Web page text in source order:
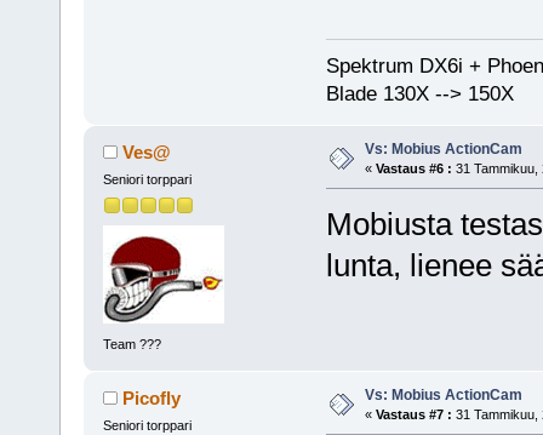
Spektrum DX6i +
Blade 130X --> 150X
Ves@
Seniori torppari
Team ???
Vs: Mobius ActionCam
« Vastaus #6 : 31 Tammikuu,
Mobiusta
lunta, lienee
Picofly
Seniori torppari
Vs: Mobius ActionCam
« Vastaus #7 : 31 Tammikuu,